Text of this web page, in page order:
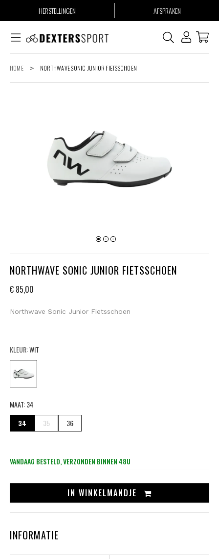
HERSTELLINGEN AFSPRAKEN
HOME > NORTHWAVE SONIC JUNIOR FIETSSCHOEN
NORTHWAVE SONIC JUNIOR FIETSSCHOEN
€ 85,00
Northwave Sonic Junior Fietsschoen
KLEUR:WIT
MAAT:34
34
35 36
VANDAAG BESTELD, VERZONDEN BINNEN 48U
IN WINKELMANDJE
INFORMATIE